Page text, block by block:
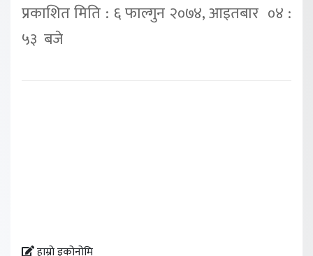
प्रकाशित मिति : ६ फाल्गुन २०७४, आइतबार ०४ :
५३ बजे